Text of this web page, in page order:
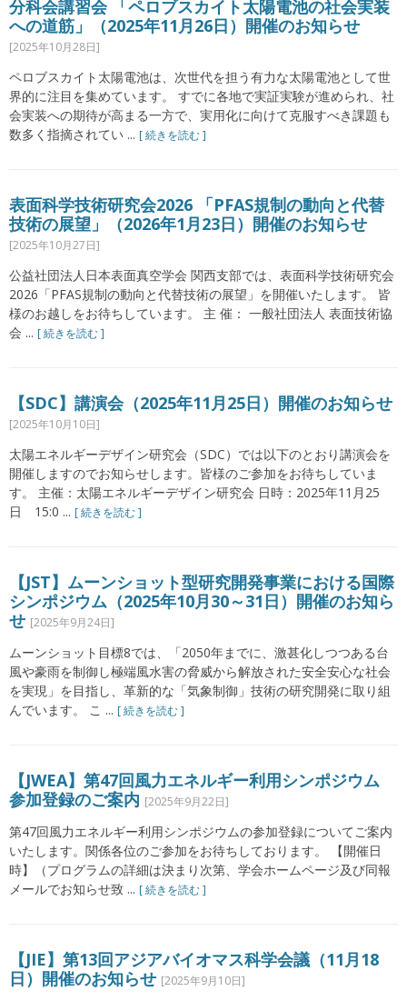
分科会講習会 「ペロブスカイト太陽電池の社会実装
への道筋」（2025年11月26日）開催のお知らせ
[2025年10月28日]
ペロブスカイト太陽電池は、次世代を担う有力な太陽電池として世
界的に注目を集めています。 すでに各地で実証実験が進められ、社
会実装への期待が高まる一方で、実用化に向けて克服すべき課題も
数多く指摘されてい ... [ 続きを読む ]
表面科学技術研究会2026 「PFAS規制の動向と代替
技術の展望」（2026年1月23日）開催のお知らせ
[2025年10月27日]
公益社団法人日本表面真空学会 関西支部では、表面科学技術研究会
2026「PFAS規制の動向と代替技術の展望」を開催いたします。 皆
様のお越しをお待ちしています。 主 催： 一般社団法人 表面技術協
会 ... [ 続きを読む ]
【SDC】講演会（2025年11月25日）開催のお知らせ
[2025年10月10日]
太陽エネルギーデザイン研究会（SDC）では以下のとおり講演会を
開催しますのでお知らせします。皆様のご参加をお待ちしていま
す。 主催：太陽エネルギーデザイン研究会 日時：2025年11月25
日 15:0 ... [ 続きを読む ]
【JST】ムーンショット型研究開発事業における国際
シンポジウム（2025年10月30～31日）開催のお知ら
せ [2025年9月24日]
ムーンショット目標8では、「2050年までに、激甚化しつつある台
風や豪雨を制御し極端風水害の脅威から解放された安全安心な社会
を実現」を目指し、革新的な「気象制御」技術の研究開発に取り組
んでいます。 こ ... [ 続きを読む ]
【JWEA】第47回風力エネルギー利用シンポジウム
参加登録のご案内 [2025年9月22日]
第47回風力エネルギー利用シンポジウムの参加登録についてご案内
いたします。関係各位のご参加をお待ちしております。 【開催日
時】（プログラムの詳細は決まり次第、学会ホームページ及び同報
メールでお知らせ致 ... [ 続きを読む ]
【JIE】第13回アジアバイオマス科学会議（11月18
日）開催のお知らせ [2025年9月10日]